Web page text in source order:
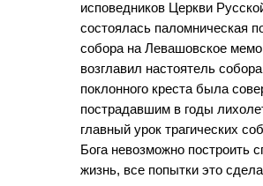
исповедников Церкви
состоялась паломническая
собора на Левашовское
возглавил настоятель
поклонного креста была
пострадавшим в годы
главный урок трагических
Бога невозможно построить
жизнь, все попытки это